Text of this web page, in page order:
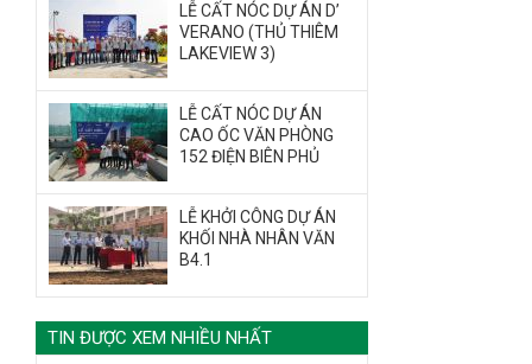
LỄ CẤT NÓC DỰ ÁN D’
VERANO (THỦ THIÊM
LAKEVIEW 3)
LỄ CẤT NÓC DỰ ÁN
CAO ỐC VĂN PHÒNG
152 ĐIỆN BIÊN PHỦ
LỄ KHỞI CÔNG DỰ ÁN
KHỐI NHÀ NHÂN VĂN
B4.1
TIN ĐƯỢC XEM NHIỀU NHẤT